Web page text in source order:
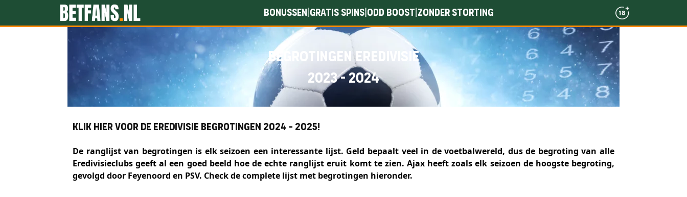
Bonussen Gratis spins Odd boost Zonder storting
Begrotingen Eredivisie
2023 - 2024
Klik hier voor de Eredivisie begrotingen 2024 - 2025!
De ranglijst van begrotingen is elk seizoen een interessante lijst. Geld bepaalt veel in de voetbalwereld, dus de begroting van alle
Eredivisieclubs geeft al een goed beeld hoe de echte ranglijst eruit komt te zien. Ajax heeft zoals elk seizoen de hoogste begroting,
gevolgd door Feyenoord en PSV. Check de complete lijst met begrotingen hieronder.